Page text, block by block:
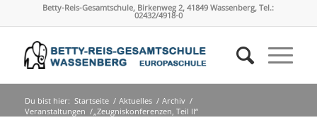
Betty-Reis-Gesamtschule, Birkenweg 2, 41849 Wassenberg, Tel.:
02432/4918-0
Du bist hier: Startseite / Aktuelles / Archiv /
Veranstaltungen /„Zeugniskonferenzen, Teil II“